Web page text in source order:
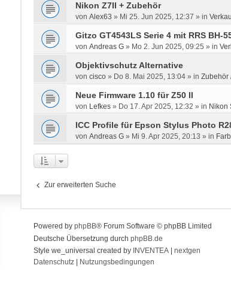
Nikon Z7II + Zubehör
von Alex63 » Mi 25. Jun 2025, 12:37 » in
Gitzo GT4543LS Serie 4 mit RRS BH-
von Andreas G» Mo 2. Jun 2025, 09:25 » in
Objektivschutz Alternative
von cisco» Do 8. Mai 2025, 13:04» in Zubehör
Neue Firmware 1.10 für Z50 II
von Lefkes» Do 17. Apr 2025, 12:32 » in Nikon
ICC Profile für Epson Stylus Photo
von Andreas G» Mi 9. Apr 2025, 20:13 » in
Zur erweiterten Suche
Powered by phpBB® Forum Software © phpBB Limited
Deutsche Übersetzung durch phpBB.de
Style we_universal created by INVENTEA| nextgen
Datenschutz| Nutzungsbedingungen